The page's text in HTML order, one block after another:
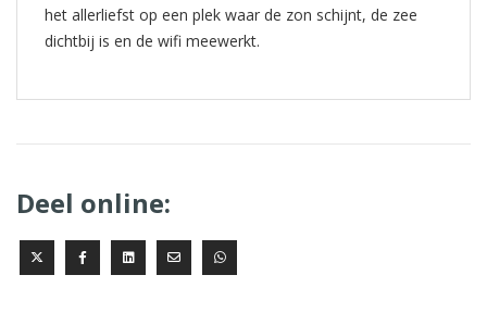
het allerliefst op een plek waar de zon schijnt, de zee
dichtbij is en de wifi meewerkt.
Deel online: